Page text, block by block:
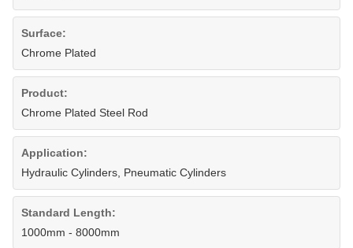
Surface:
Chrome Plated
Product:
Chrome Plated Steel Rod
Application:
Hydraulic Cylinders, Pneumatic Cylinders
Standard Length:
1000mm - 8000mm